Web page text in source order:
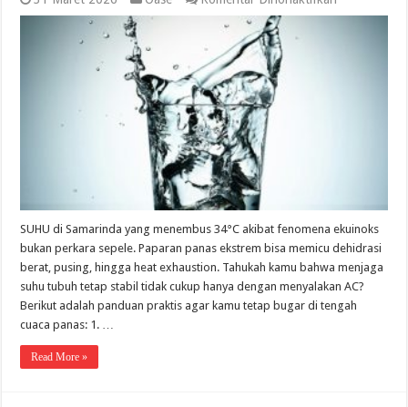
Samarinda
SUHU di Samarinda yang menembus 34°C akibat fenomena ekuinoks
bukan perkara sepele. Paparan panas ekstrem bisa memicu dehidrasi
berat, pusing, hingga heat exhaustion. Tahukah kamu bahwa menjaga
suhu tubuh tetap stabil tidak cukup hanya dengan menyalakan AC?
Berikut adalah panduan praktis agar kamu tetap bugar di tengah
cuaca panas: 1. …
Read More »